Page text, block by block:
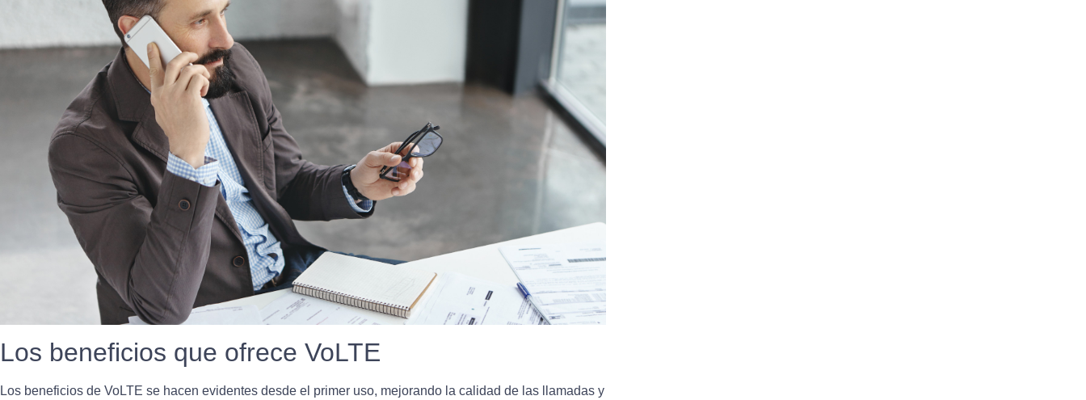
Los beneficios que ofrece VoLTE
Los beneficios de VoLTE se hacen evidentes desde el primer uso, mejorando la calidad de las llamadas y